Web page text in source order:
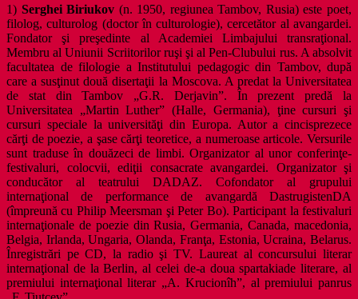
1) Serghei Biriukov (n. 1950, regiunea Tambov, Rusia) este poet,
filolog, culturolog (doctor în culturologie), cercetător al avangardei.
Fondator şi preşedinte al Academiei Limbajului transraţional.
Membru al Uniunii Scriitorilor ruşi şi al Pen-Clubului rus. A absolvit
facultatea de filologie a Institutului pedagogic din Tambov, după
care a susţinut două disertaţii la Moscova. A predat la Universitatea
de stat din Tambov „G.R. Derjavin”. În prezent predă la
Universitatea „Martin Luther” (Halle, Germania), ţine cursuri şi
cursuri speciale la universităţi din Europa. Autor a cincisprezece
cărţi de poezie, a şase cărţi teoretice, a numeroase articole. Versurile
sunt traduse în douăzeci de limbi. Organizator al unor conferinţe-
festivaluri, colocvii, ediţii consacrate avangardei. Organizator şi
conducător al teatrului DADAZ. Cofondator al grupului
internaţional de performance de avangardă DastrugistenDA
(împreună cu Philip Meersman şi Peter Bo). Participant la festivaluri
internaţionale de poezie din Rusia, Germania, Canada, macedonia,
Belgia, Irlanda, Ungaria, Olanda, Franţa, Estonia, Ucraina, Belarus.
Înregistrări pe CD, la radio şi TV. Laureat al concursului literar
internaţional de la Berlin, al celei de-a doua spartakiade literare, al
premiului internaţional literar „A. Krucionîh”, al premiului panrus